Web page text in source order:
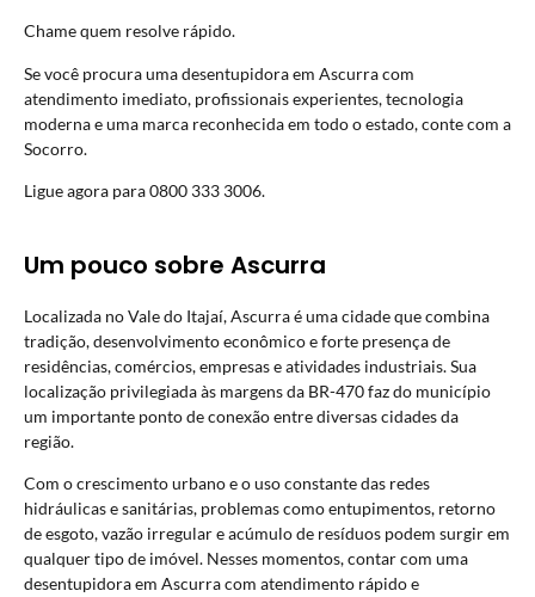
Chame quem resolve rápido.
Se você procura uma desentupidora em Ascurra com
atendimento imediato, profissionais experientes, tecnologia
moderna e uma marca reconhecida em todo o estado, conte com a
Socorro.
Ligue agora para 0800 333 3006.
Um pouco sobre Ascurra
Localizada no Vale do Itajaí, Ascurra é uma cidade que combina
tradição, desenvolvimento econômico e forte presença de
residências, comércios, empresas e atividades industriais. Sua
localização privilegiada às margens da BR-470 faz do município
um importante ponto de conexão entre diversas cidades da
região.
Com o crescimento urbano e o uso constante das redes
hidráulicas e sanitárias, problemas como entupimentos, retorno
de esgoto, vazão irregular e acúmulo de resíduos podem surgir em
qualquer tipo de imóvel. Nesses momentos, contar com uma
desentupidora em Ascurra com atendimento rápido e